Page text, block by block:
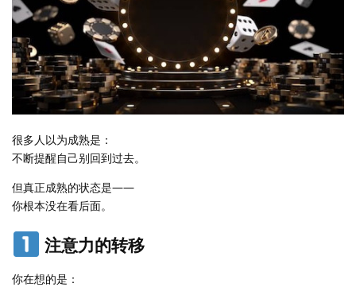
很多人以为成熟是：
不断提醒自己别回到过去。
但真正成熟的状态是——
你根本没在看后面。
注意力的转移
你在想的是：